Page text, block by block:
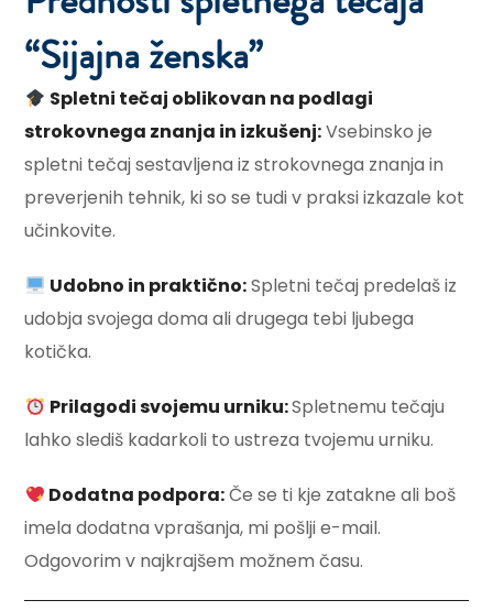
“Sijajna ženska”​
Spletni tečaj oblikovan na podlagi
strokovnega znanja in izkušenj:Vsebinsko je
spletni tečaj sestavljena iz strokovnega znanja in
preverjenih tehnik, ki so se tudi v praksi izkazale kot
učinkovite.
Udobno in praktično:Spletni tečaj predelaš iz
udobja svojega doma ali drugega tebi ljubega
kotička.
Prilagodi svojemu urniku:Spletnemu tečaju
lahko slediš kadarkoli to ustreza tvojemu urniku.
Dodatna podpora:Če se ti kje zatakne ali boš
imela dodatna vprašanja, mi pošlji e-mail.
Odgovorim v najkrajšem možnem času.